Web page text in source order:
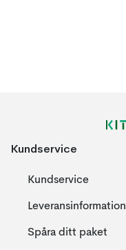
Kundservice
Kundservice
Leveransinformation
Spåra ditt paket